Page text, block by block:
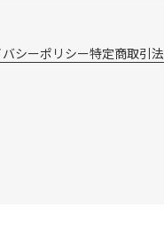
シーポリシー特定商取引法